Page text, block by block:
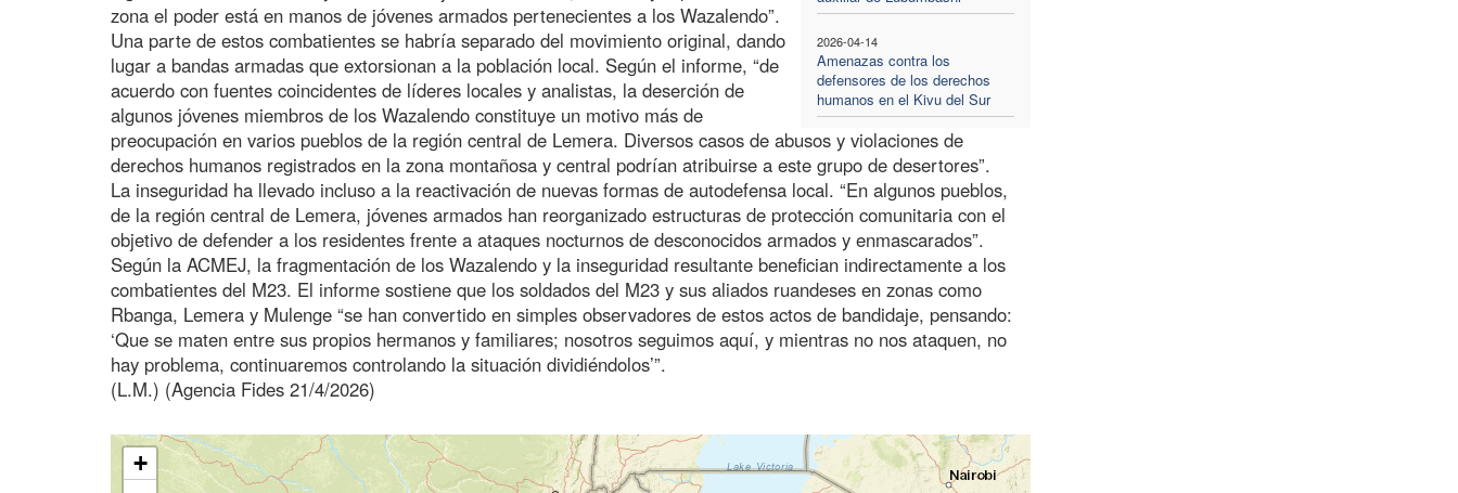
2026-04-14
Amenazas contra los
defensores de los derechos
humanos en el Kivu del Sur
zona el poder está en manos de jóvenes armados pertenecientes a los Wazalendo”.
Una parte de estos combatientes se habría separado del movimiento original, dando
lugar a bandas armadas que extorsionan a la población local. Según el informe, “de
acuerdo con fuentes coincidentes de líderes locales y analistas, la deserción de
algunos jóvenes miembros de los Wazalendo constituye un motivo más de
preocupación en varios pueblos de la región central de Lemera. Diversos casos de abusos y violaciones de
derechos humanos registrados en la zona montañosa y central podrían atribuirse a este grupo de desertores”.
La inseguridad ha llevado incluso a la reactivación de nuevas formas de autodefensa local. “En algunos pueblos,
de la región central de Lemera, jóvenes armados han reorganizado estructuras de protección comunitaria con el
objetivo de defender a los residentes frente a ataques nocturnos de desconocidos armados y enmascarados”.
Según la ACMEJ, la fragmentación de los Wazalendo y la inseguridad resultante benefician indirectamente a los
combatientes del M23. El informe sostiene que los soldados del M23 y sus aliados ruandeses en zonas como
Rbanga, Lemera y Mulenge “se han convertido en simples observadores de estos actos de bandidaje, pensando:
‘Que se maten entre sus propios hermanos y familiares; nosotros seguimos aquí, y mientras no nos ataquen, no
hay problema, continuaremos controlando la situación dividiéndolos’”.
(L.M.) (Agencia Fides 21/4/2026)
+